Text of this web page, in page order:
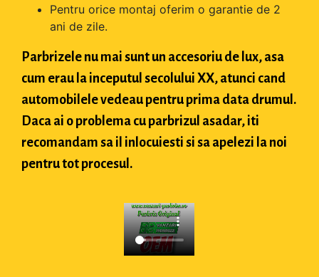
Pentru orice montaj oferim o garantie de 2
ani de zile.
Parbrizele nu mai sunt un accesoriu de lux, asa
cum erau la inceputul secolului XX, atunci cand
automobilele vedeau pentru prima data drumul.
Daca ai o problema cu parbrizul asadar, iti
recomandam sa il inlocuiesti si sa apelezi la noi
pentru tot procesul.